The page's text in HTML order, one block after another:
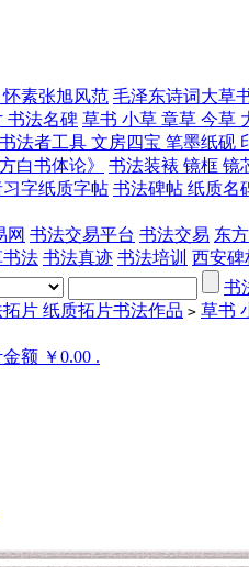
素张旭风范 毛泽东诗词大草
书法名碑 草书 小草 章草 今草
书法者工具 文房四宝 笔墨纸砚
白书体论》
书法装裱 镜框 镜
字纸质字帖 书法碑帖 纸质名
网 书法交易平台 书法交易 东
书法 书法真迹 书法培训 西安碑
书
片 纸质拓片书法作品 > 草书
额 ￥0.00 .